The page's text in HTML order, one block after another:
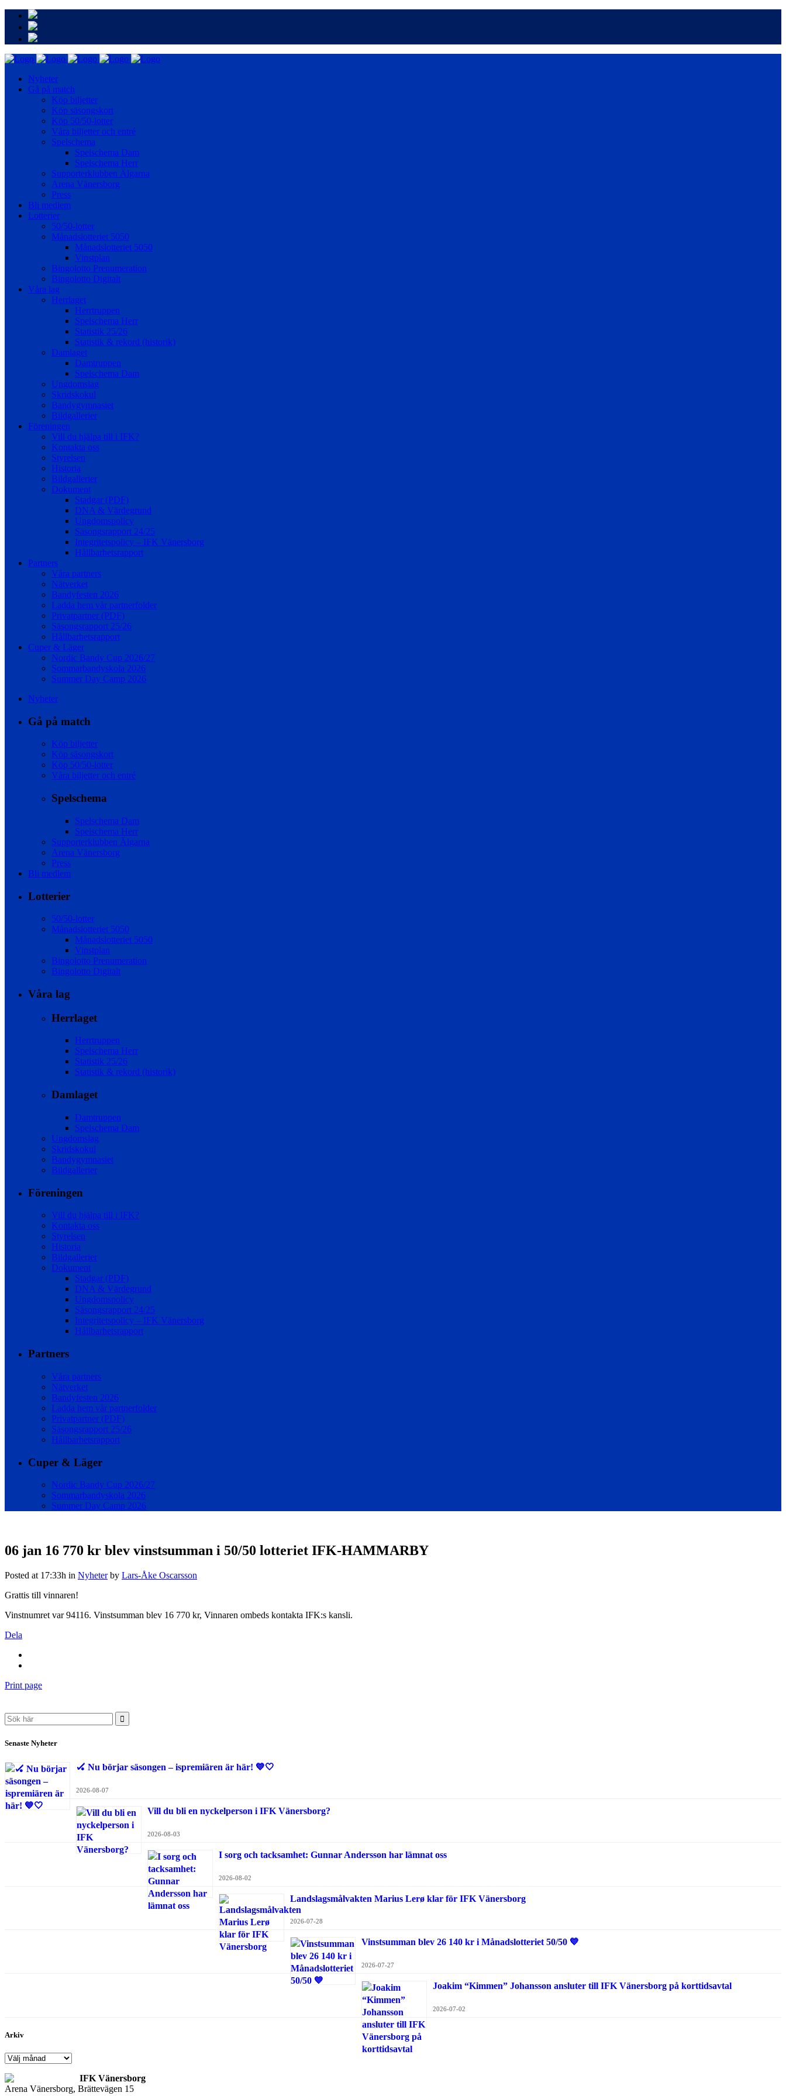
Nyheter
Gå på match
Köp biljetter
Köp säsongskort
Köp 50/50-lotter
Våra biljetter och entré
Spelschema
Spelschema Dam
Spelschema Herr
Supporterklubben Älgarna
Arena Vänersborg
Press
Bli medlem
Lotterier
50/50-lotter
Månadslotteriet 5050
Månadslotteriet 5050
Vinstplan
Bingolotto Prenumeration
Bingolotto Digitalt
Våra lag
Herrlaget
Herrtruppen
Spelschema Herr
Statistik 25/26
Statistik & rekord (historik)
Damlaget
Damtruppen
Spelschema Dam
Ungdomslag
Skridskokul
Bandygymnasiet
Bildgallerier
Föreningen
Vill du hjälpa till i IFK?
Kontakta oss
Styrelsen
Historia
Bildgallerier
Dokument
Stadgar (PDF)
DNA & Värdegrund
Ungdomspolicy
Säsongsrapport 24/25
Integritetspolicy – IFK Vänersborg
Hållbarhetsrapport
Partners
Våra partners
Nätverket
Bandyfesten 2026
Ladda hem vår partnerfolder
Privatpartner (PDF)
Säsongsrapport 25/26
Hållbarhetsrapport
Cuper & Läger
Nordic Bandy Cup 2026/27
Sommarbandyskola 2026
Summer Day Camp 2026
Nyheter
Gå på match
Köp biljetter
Köp säsongskort
Köp 50/50-lotter
Våra biljetter och entré
Spelschema
Spelschema Dam
Spelschema Herr
Supporterklubben Älgarna
Arena Vänersborg
Press
Bli medlem
Lotterier
50/50-lotter
Månadslotteriet 5050
Månadslotteriet 5050
Vinstplan
Bingolotto Prenumeration
Bingolotto Digitalt
Våra lag
Herrlaget
Herrtruppen
Spelschema Herr
Statistik 25/26
Statistik & rekord (historik)
Damlaget
Damtruppen
Spelschema Dam
Ungdomslag
Skridskokul
Bandygymnasiet
Bildgallerier
Föreningen
Vill du hjälpa till i IFK?
Kontakta oss
Styrelsen
Historia
Bildgallerier
Dokument
Stadgar (PDF)
DNA & Värdegrund
Ungdomspolicy
Säsongsrapport 24/25
Integritetspolicy – IFK Vänersborg
Hållbarhetsrapport
Partners
Våra partners
Nätverket
Bandyfesten 2026
Ladda hem vår partnerfolder
Privatpartner (PDF)
Säsongsrapport 25/26
Hållbarhetsrapport
Cuper & Läger
Nordic Bandy Cup 2026/27
Sommarbandyskola 2026
Summer Day Camp 2026
06 jan 16 770 kr blev vinstsumman i 50/50 lotteriet IFK-HAMMARBY
Posted at 17:33h in Nyheter by Lars-Åke Oscarsson
Grattis till vinnaren!
Vinstnumret var 94116. Vinstsumman blev 16 770 kr, Vinnaren ombeds kontakta IFK:s kansli.
Dela
Print page
Search
for:
Senaste Nyheter
🏑 Nu börjar säsongen – ispremiären är här! 💙🤍
2026-08-07
Vill du bli en nyckelperson i IFK Vänersborg?
2026-08-03
I sorg och tacksamhet: Gunnar Andersson har lämnat oss
2026-08-02
Landslagsmålvakten Marius Lerø klar för IFK Vänersborg
2026-07-28
Vinstsumman blev 26 140 kr i Månadslotteriet 50/50 💙
2026-07-27
Joakim “Kimmen” Johansson ansluter till IFK Vänersborg på korttidsavtal
2026-07-02
Arkiv
Arkiv
IFK Vänersborg
Arena Vänersborg, Brättevägen 15